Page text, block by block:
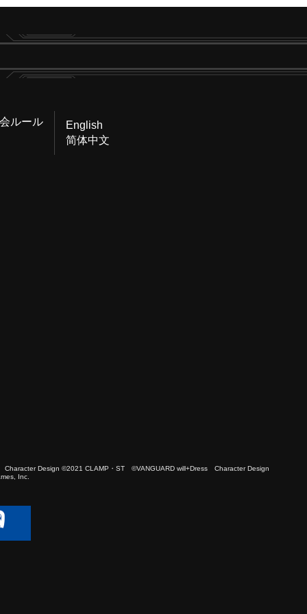
ルール
English
简体中文
Design ©2021 CLAMP・ST ©VANGUARD will+Dress Character Design
Inc.